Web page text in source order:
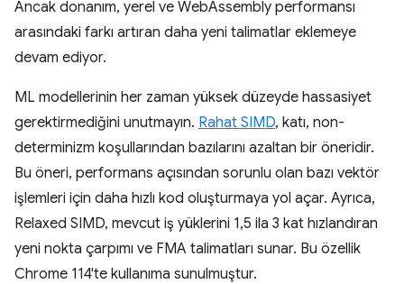
Ancak donanım, yerel ve WebAssembly performansı
arasındaki farkı artıran daha yeni talimatlar eklemeye
devam ediyor.
ML modellerinin her zaman yüksek düzeyde hassasiyet
gerektirmediğini unutmayın. Rahat SIMD, katı, non-
determinizm koşullarından bazılarını azaltan bir öneridir.
Bu öneri, performans açısından sorunlu olan bazı vektör
işlemleri için daha hızlı kod oluşturmaya yol açar. Ayrıca,
Relaxed SIMD, mevcut iş yüklerini 1,5 ila 3 kat hızlandıran
yeni nokta çarpımı ve FMA talimatları sunar. Bu özellik
Chrome 114'te kullanıma sunulmuştur.